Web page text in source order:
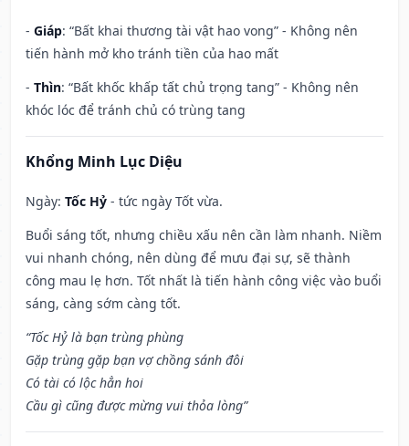
- Giáp: “Bất khai thương tài vật hao vong” - Không nên
tiến hành mở kho tránh tiền của hao mất
- Thìn: “Bất khốc khấp tất chủ trọng tang” - Không nên
khóc lóc để tránh chủ có trùng tang
Khổng Minh Lục Diệu
Ngày: Tốc Hỷ - tức ngày Tốt vừa.
Buổi sáng tốt, nhưng chiều xấu nên cần làm nhanh. Niềm
vui nhanh chóng, nên dùng để mưu đại sự, sẽ thành
công mau lẹ hơn. Tốt nhất là tiến hành công việc vào buổi
sáng, càng sớm càng tốt.
“Tốc Hỷ là bạn trùng phùng
Gặp trùng gặp bạn vợ chồng sánh đôi
Có tài có lộc hẳn hoi
Cầu gì cũng được mừng vui thỏa lòng”